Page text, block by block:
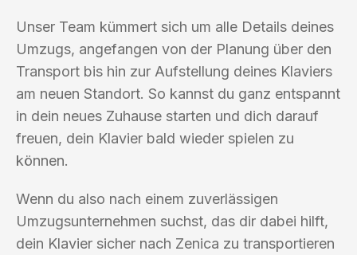
Unser Team kümmert sich um alle Details deines
Umzugs, angefangen von der Planung über den
Transport bis hin zur Aufstellung deines Klaviers
am neuen Standort. So kannst du ganz entspannt
in dein neues Zuhause starten und dich darauf
freuen, dein Klavier bald wieder spielen zu
können.
Wenn du also nach einem zuverlässigen
Umzugsunternehmen suchst, das dir dabei hilft,
dein Klavier sicher nach Zenica zu transportieren